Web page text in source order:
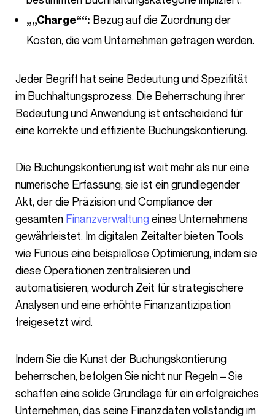
„„Charge““: Bezug auf die Zuordnung der
Kosten, die vom Unternehmen getragen werden.
Jeder Begriff hat seine Bedeutung und Spezifität
im Buchhaltungsprozess. Die Beherrschung ihrer
Bedeutung und Anwendung ist entscheidend für
eine korrekte und effiziente Buchungskontierung.
Die Buchungskontierung ist weit mehr als nur eine
numerische Erfassung; sie ist ein grundlegender
Akt, der die Präzision und Compliance der
gesamten Finanzverwaltung eines Unternehmens
gewährleistet. Im digitalen Zeitalter bieten Tools
wie Furious eine beispiellose Optimierung, indem sie
diese Operationen zentralisieren und
automatisieren, wodurch Zeit für strategischere
Analysen und eine erhöhte Finanzantizipation
freigesetzt wird.
Indem Sie die Kunst der Buchungskontierung
beherrschen, befolgen Sie nicht nur Regeln – Sie
schaffen eine solide Grundlage für ein erfolgreiches
Unternehmen, das seine Finanzdaten vollständig im